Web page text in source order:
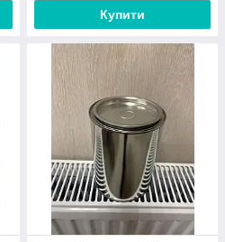
Купити